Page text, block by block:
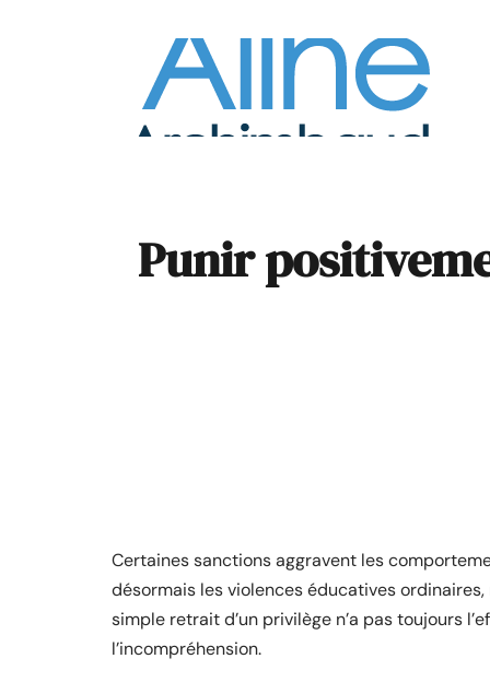
À
Punir
Certaines sanctions aggravent les
désormais les violences éducatives
simple retrait d’un privilège n’a pas toujours
l’incompréhension.